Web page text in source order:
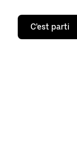
C'est parti